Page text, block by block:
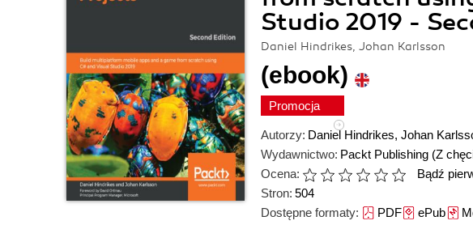
Studio 2019 -
Daniel Hindrikes, Johan Karlsson
(ebook)
Promocja
Autorzy: Daniel Hindrikes, Johan
Wydawnictwo: Packt Publishing (Z
Ocena:
Bądź
Stron: 504
Dostępne formaty: PDFePub